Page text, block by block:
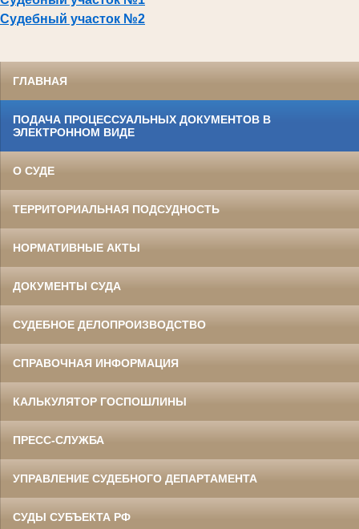
Судебный участок №2
ГЛАВНАЯ
ПОДАЧА ПРОЦЕССУАЛЬНЫХ ДОКУМЕНТОВ В
ЭЛЕКТРОННОМ ВИДЕ
О СУДЕ
ТЕРРИТОРИАЛЬНАЯ ПОДСУДНОСТЬ
НОРМАТИВНЫЕ АКТЫ
ДОКУМЕНТЫ СУДА
СУДЕБНОЕ ДЕЛОПРОИЗВОДСТВО
СПРАВОЧНАЯ ИНФОРМАЦИЯ
КАЛЬКУЛЯТОР ГОСПОШЛИНЫ
ПРЕСС-СЛУЖБА
УПРАВЛЕНИЕ СУДЕБНОГО ДЕПАРТАМЕНТА
СУДЫ СУБЪЕКТА РФ